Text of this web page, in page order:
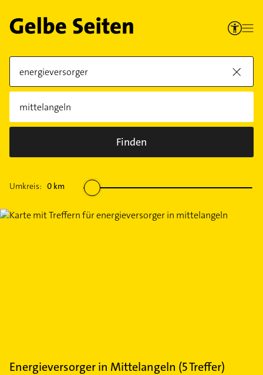
Finden
Umkreis: 0 km
Energieversorgerin Mittelangeln (5Treffer)